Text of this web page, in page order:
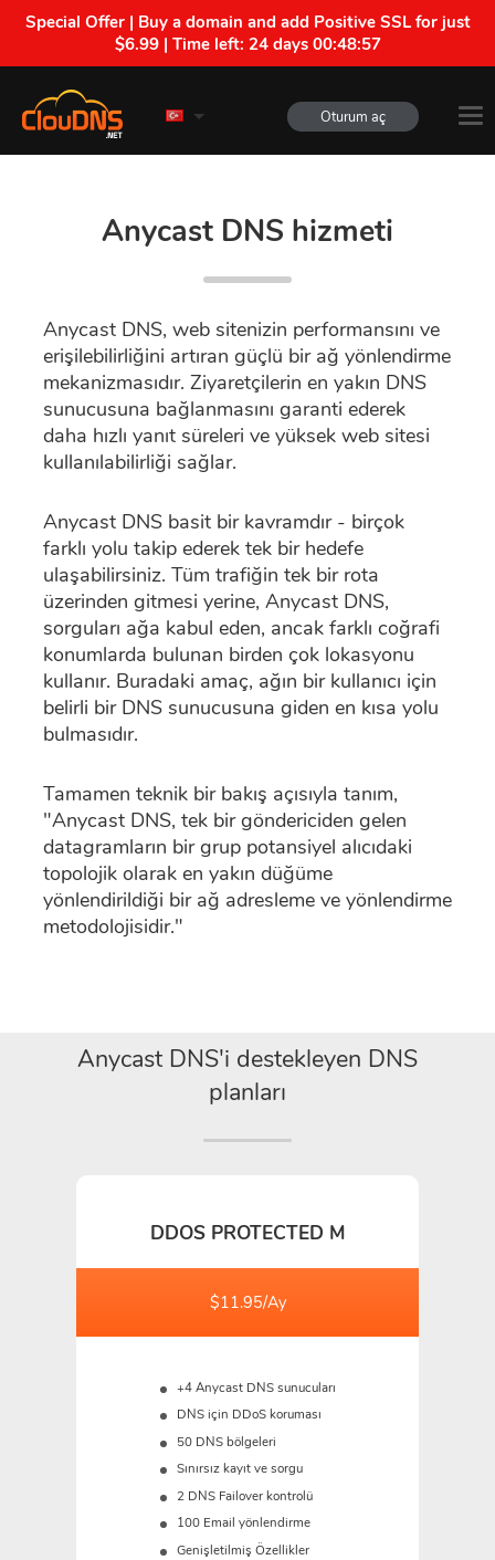
Special Offer | Buy a domain and add Positive SSL for just
$6.99 | Time left: 24 days 00:48:56
Oturum aç
Anycast DNS hizmeti
Anycast DNS, web sitenizin performansını ve
erişilebilirliğini artıran güçlü bir ağ yönlendirme
mekanizmasıdır. Ziyaretçilerin en yakın DNS
sunucusuna bağlanmasını garanti ederek
daha hızlı yanıt süreleri ve yüksek web sitesi
kullanılabilirliği sağlar.
Anycast DNS basit bir kavramdır - birçok
farklı yolu takip ederek tek bir hedefe
ulaşabilirsiniz. Tüm trafiğin tek bir rota
üzerinden gitmesi yerine, Anycast DNS,
sorguları ağa kabul eden, ancak farklı coğrafi
konumlarda bulunan birden çok lokasyonu
kullanır. Buradaki amaç, ağın bir kullanıcı için
belirli bir DNS sunucusuna giden en kısa yolu
bulmasıdır.
Tamamen teknik bir bakış açısıyla tanım,
"Anycast DNS, tek bir göndericiden gelen
datagramların bir grup potansiyel alıcıdaki
topolojik olarak en yakın düğüme
yönlendirildiği bir ağ adresleme ve yönlendirme
metodolojisidir."
Anycast DNS'i destekleyen DNS
planları
DDOS PROTECTED M
$11.95/Ay
+4 Anycast DNS sunucuları
DNS için DDoS koruması
50 DNS bölgeleri
Sınırsız kayıt ve sorgu
2 DNS Failover kontrolü
100 Email yönlendirme
Genişletilmiş Özellikler